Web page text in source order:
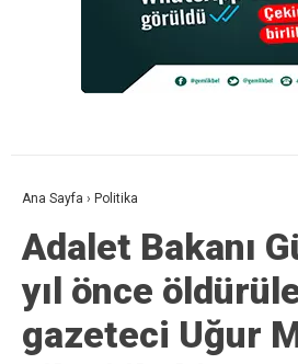
Ana Sayfa › Politika
Adalet Bakanı
yıl önce
gazeteci Uğur